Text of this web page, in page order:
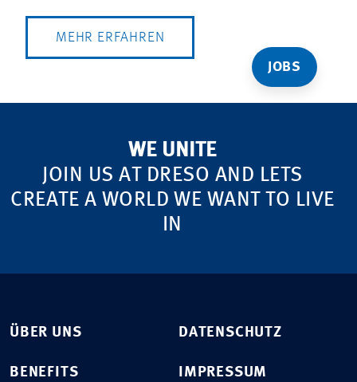
JOBS
MEHR ERFAHREN
WE UNITE
JOIN US AT DRESO AND LETS
CREATE A WORLD WE WANT TO LIVE
IN
ÜBER UNS
BENEFITS
DATENSCHUTZ
IMPRESSUM